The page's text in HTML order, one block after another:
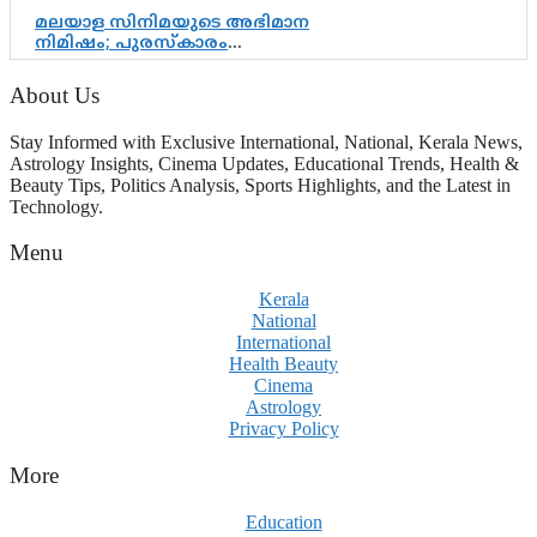
മലയാള സിനിമയുടെ അഭിമാന
നിമിഷം; പുരസ്‌കാരം
ആഘോഷമാകട്ടെ, മികവ് ശീലമാകട്ടെ
About Us
Stay Informed with Exclusive International, National, Kerala News,
Astrology Insights, Cinema Updates, Educational Trends, Health &
Beauty Tips, Politics Analysis, Sports Highlights, and the Latest in
Technology.
Menu
Kerala
National
International
Health Beauty
Cinema
Astrology
Privacy Policy
More
Education